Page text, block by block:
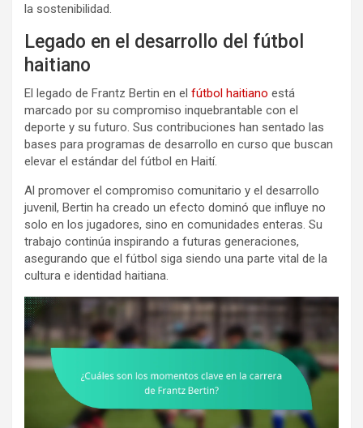
la sostenibilidad.
Legado en el desarrollo del fútbol
haitiano
El legado de Frantz Bertin en el fútbol haitiano está
marcado por su compromiso inquebrantable con el
deporte y su futuro. Sus contribuciones han sentado las
bases para programas de desarrollo en curso que buscan
elevar el estándar del fútbol en Haití.
Al promover el compromiso comunitario y el desarrollo
juvenil, Bertin ha creado un efecto dominó que influye no
solo en los jugadores, sino en comunidades enteras. Su
trabajo continúa inspirando a futuras generaciones,
asegurando que el fútbol siga siendo una parte vital de la
cultura e identidad haitiana.